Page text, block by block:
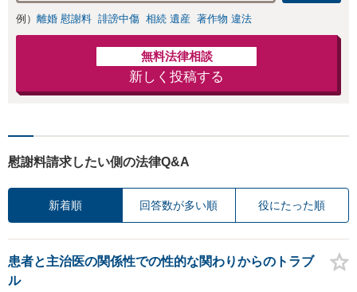
例） 離婚 慰謝料 誹謗中傷 相続 遺産 著作物 違法
無料法律相談
新しく投稿する
慰謝料請求したい側の法律Q&A
新着順 回答数が多い順 役にたった順
患者と主治医の関係性での性的な関わりからのトラブ
ル